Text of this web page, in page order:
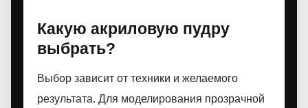
Какую акриловую пудру
выбрать?
Выбор зависит от техники и желаемого
результата. Для моделирования прозрачной